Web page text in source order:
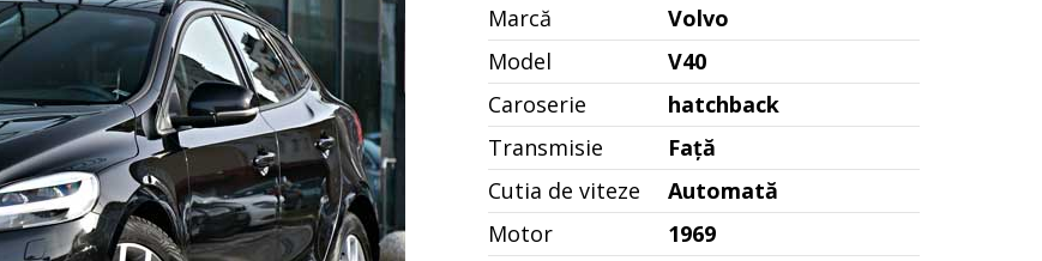
Marcă
Volvo
Model
V40
Caroserie
hatchback
Transmisie
Față
Cutia de viteze
Automată
Motor
1969